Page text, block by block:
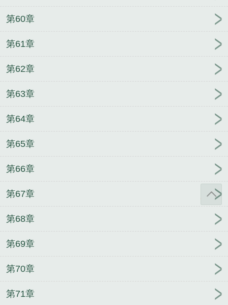
第60章
第61章
第62章
第63章
第64章
第65章
第66章
第67章
第68章
第69章
第70章
第71章